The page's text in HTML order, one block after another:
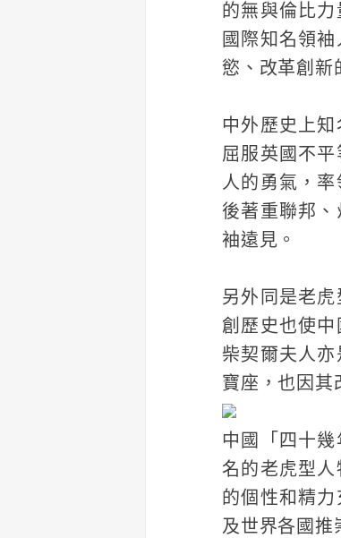
的無與倫比
國際知名領
慾、改革創新
中外歷史上
屈服英國不
人的勇氣，
後著重聯邦
袖遠見。
另外同是老
創歷史也使
柴契爾夫人
寶座，也因其
中國「四十
名的老虎型
的個性和精
及世界各國推